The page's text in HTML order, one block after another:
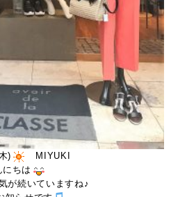
)
MIYUKI
にちは
が続いていますね♪